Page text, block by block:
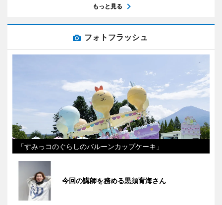
もっと見る
フォトフラッシュ
「すみっコのぐらしのバルーンカップケーキ」
今回の講師を務める黒須育海さん